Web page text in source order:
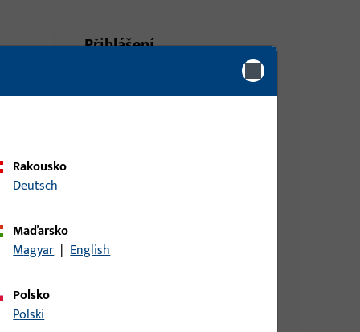
Přihlášení
Rakousko
Deutsch
Maďarsko
Magyar | English
Polsko
Polski